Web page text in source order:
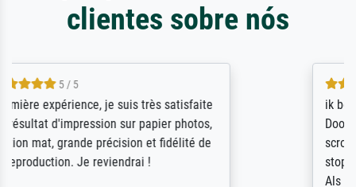
clientes sobre nós
ik beoordeel Meisterdrucke zeer positief.
Door de 69505 beschikbare kunstenaars
scrollen is echter onbegonnen werk (na
stoppen begint het weer van voor af aan).